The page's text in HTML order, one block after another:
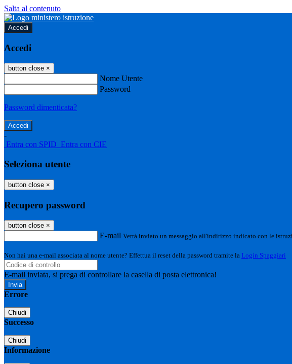
Salta al contenuto
Accedi
Accedi
button close ×
Nome Utente
Password
Password dimenticata?
-
Entra con SPID Entra con CIE
Seleziona utente
button close ×
Recupero password
button close ×
E-mail Verrà inviato un messaggio all'indirizzo indicato con le
Non hai una e-mail associata al nome utente? Effettua il reset della password tramite la Login Spaggiari
E-mail inviata, si prega di controllare la casella di posta elettronica!
Errore
Chiudi
Successo
Chiudi
Informazione